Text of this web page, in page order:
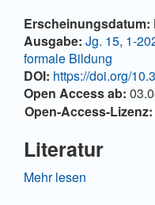
Artikel-
Details
Erscheinungsdatum:
Ausgabe: Jg. 15, 1-
formale Bildung
DOI: https://doi.org/
Open Access ab:
Open-Access-Lizenz:
Literatur
Ballantyne, R. &
Mehr lesen